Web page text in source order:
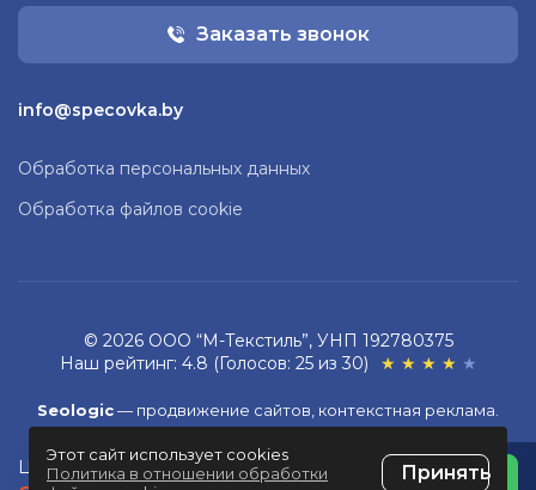
Цена на скидке без НДС:
Заказать звонок
info@specovka.by
Обработка персональных данных
Обработка файлов cookie
© 2026 ООО “М-Текстиль”, УНП 192780375
Наш рейтинг: 4.8 (Голосов: 25 из 30)
★ ★ ★ ★ ★
Seologic— продвижение сайтов, контекстная реклама.
Разработка сайта ZmitroC.by™
Этот сайт использует cookies
Политика в отношении обработки
Принять